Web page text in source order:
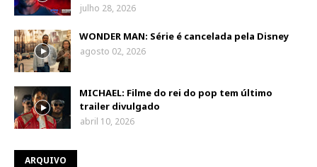
julho 28, 2026
WONDER MAN: Série é cancelada pela Disney
agosto 02, 2026
MICHAEL: Filme do rei do pop tem último
trailer divulgado
abril 10, 2026
ARQUIVO